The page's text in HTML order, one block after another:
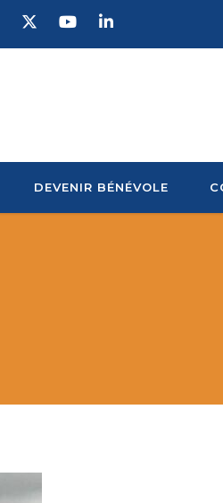
DEVENIR BÉNÉVOLE